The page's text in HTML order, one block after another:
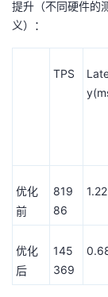
提升（不同硬件的
义）：
TPS
优化
前
819
86
1.22
优化
后
145
369